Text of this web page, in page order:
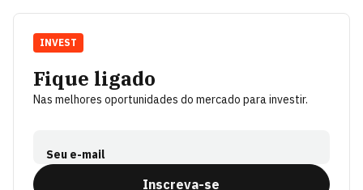
Fique ligado
Nas melhores oportunidades do mercado para investir.
Seu e-mail
Inscreva-se
INVEST